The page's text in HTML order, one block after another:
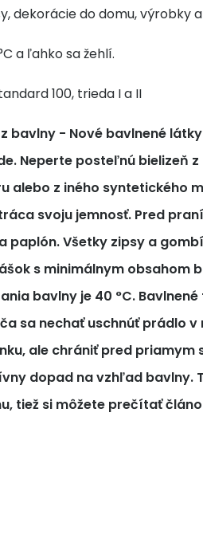
dekorácie do domu, výrobky
a ľahko sa žehlí.
100, trieda I a II
bavlny - Nové bavlnené
Neperte posteľnú bielizeň
alebo z iného syntetického
svoju jemnosť. Pred
paplón. Všetky zipsy a
s minimálnym obsahom
bavlny je 40 °C. Bavlnené
sa nechať uschnúť prádlo
ale chrániť pred priamym
dopad na vzhľad bavlny.
tiež si môžete prečítať